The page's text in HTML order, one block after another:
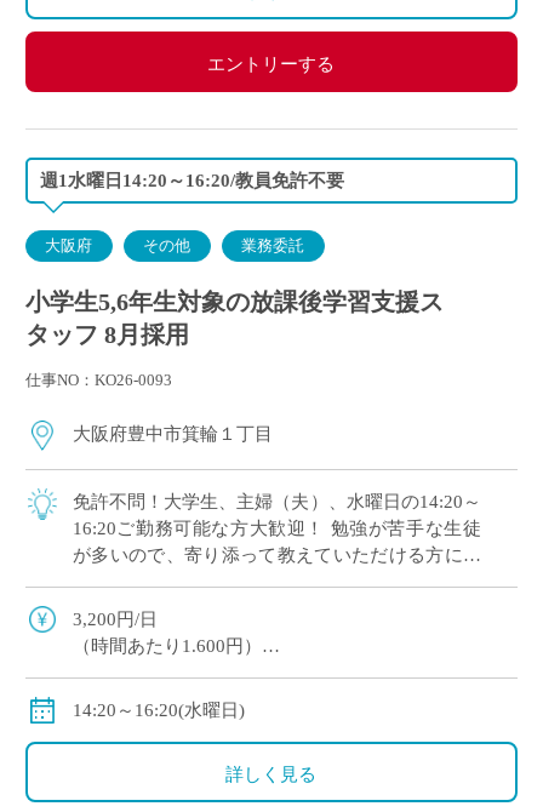
エントリーする
週1水曜日14:20～16:20/教員免許不要
大阪府 その他 業務委託
小学生5,6年生対象の放課後学習支援ス
タッフ 8月採用
仕事NO：KO26-0093
大阪府豊中市箕輪１丁目
免許不問！大学生、主婦（夫）、水曜日の14:20～
16:20ご勤務可能な方大歓迎！ 勉強が苦手な生徒
が多いので、寄り添って教えていただける方にオ
ススメです。 マイカー通勤OK（交通費補助あ
り）※一部マイカー不可の学校あり
3,200円/日
（時間あたり1.600円）
交通費全額支給
＊業務委託契約の報酬モデルを記載しています。
14:20～16:20(水曜日)
詳しく見る